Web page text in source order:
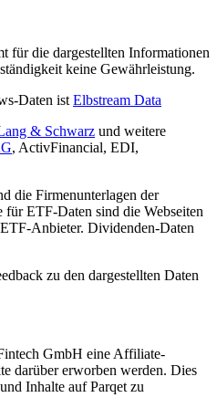
für die dargestellten Informationen
keine Gewährleistung.
Daten ist Elbstream Data
& Schwarz und weitere
, ActivFinancial, EDI,
die Firmenunterlagen der
ETF-Daten sind die Webseiten
Anbieter. Dividenden-Daten
zu den dargestellten Daten
GmbH eine Affiliate-
darüber erworben werden. Dies
Inhalte auf Parqet zu